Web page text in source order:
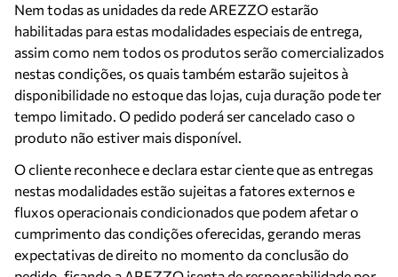
Nem todas as unidades da rede AREZZO estarão
habilitadas para estas modalidades especiais de entrega,
assim como nem todos os produtos serão comercializados
nestas condições, os quais também estarão sujeitos à
disponibilidade no estoque das lojas, cuja duração pode ter
tempo limitado. O pedido poderá ser cancelado caso o
produto não estiver mais disponível.
O cliente reconhece e declara estar ciente que as entregas
nestas modalidades estão sujeitas a fatores externos e
fluxos operacionais condicionados que podem afetar o
cumprimento das condições oferecidas, gerando meras
expectativas de direito no momento da conclusão do